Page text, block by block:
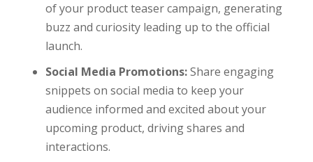
of your product teaser campaign, generating
buzz and curiosity leading up to the official
launch.
Social Media Promotions:Share engaging
snippets on social media to keep your
audience informed and excited about your
upcoming product, driving shares and
interactions.